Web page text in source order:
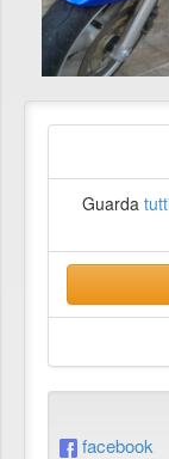
Guarda
facebook